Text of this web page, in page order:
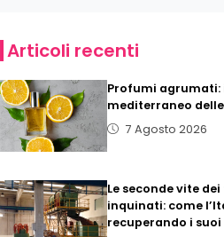
Articoli recenti
Profumi agrumati:
mediterraneo
7 Agosto 2026
Le seconde vite
inquinati: come
recuperando i